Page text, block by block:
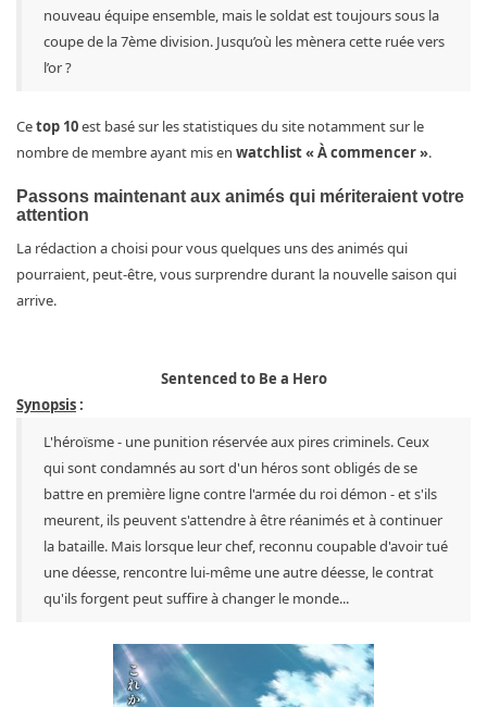
nouveau équipe ensemble, mais le soldat est toujours sous la
coupe de la 7ème division. Jusqu’où les mènera cette ruée vers
l’or ?
Cetop 10est basé sur les statistiques du site notamment sur le
nombre de membre ayant mis en watchlist « À commencer ».
Passons maintenant aux animés qui mériteraient votre
attention
La rédaction a choisi pour vous quelques uns des animés qui
pourraient, peut-être, vous surprendre durant la nouvelle saison qui
arrive.
Sentenced to Be a Hero
Synopsis:
L'héroïsme - une punition réservée aux pires criminels. Ceux
qui sont condamnés au sort d'un héros sont obligés de se
battre en première ligne contre l'armée du roi démon - et s'ils
meurent, ils peuvent s'attendre à être réanimés et à continuer
la bataille. Mais lorsque leur chef, reconnu coupable d'avoir tué
une déesse, rencontre lui-même une autre déesse, le contrat
qu'ils forgent peut suffire à changer le monde...